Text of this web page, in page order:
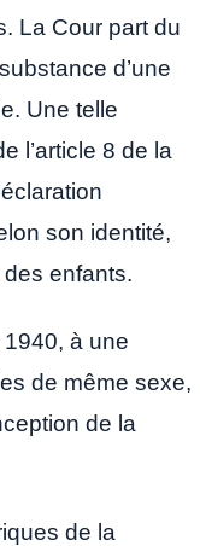
La Cour part du
d’une
Une telle
l’article 8 de la
son identité,
des enfants.
à une
de même sexe,
de la
de la